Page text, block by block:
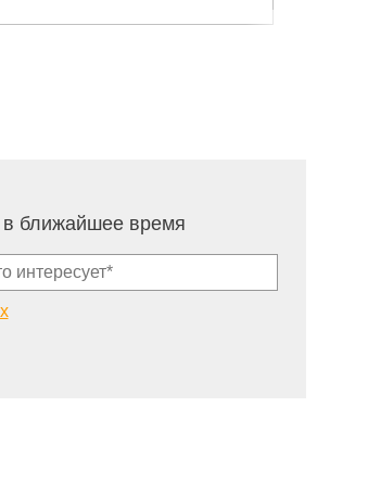
ближайшее время